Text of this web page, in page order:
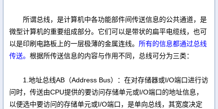
所谓总线，是计算机中各功能部件间传送信息的公共通道，是
微型计算机的重要组成部分。它们可以是带状的扁平电缆线，也可
以是印刷电路板上的一层极薄的金属连线。 所有的信息都通过总线
传送。 根据所传送信息的内容与作用不同，总线可分为三类：
1.地址总线AB（Address Bus）：在对存储器或I/O端口进行访
问时，传送由CPU提供的要访问存储单元或I/O端口的地址信息，
以便选中要访问的存储单元或I/O端口，是单向总线，其宽度决定